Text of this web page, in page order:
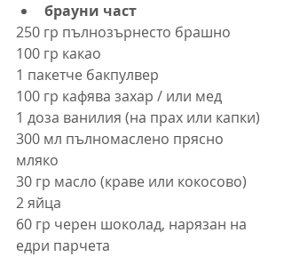
брауни част
250 гр пълнозърнесто брашно
100 гр какао
1 пакетче бакпулвер
100 гр кафява захар / или мед
1 доза ванилия (на прах или капки)
300 мл пълномаслено прясно
мляко
30 гр масло (краве или кокосово)
2 яйца
60 гр черен шоколад, нарязан на
едри парчета